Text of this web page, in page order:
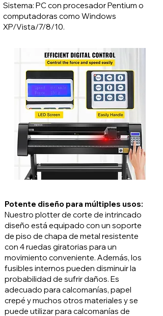
Sistema: PC con procesador Pentium o
computadoras como Windows
XP/Vista/7/8/10.
Potente diseño para múltiples usos:
Nuestro plotter de corte de intrincado
diseño está equipado con un soporte
de piso de chapa de metal resistente
con 4 ruedas giratorias para un
movimiento conveniente. Además, los
fusibles internos pueden disminuir la
probabilidad de sufrir daños. Es
adecuado para calcomanías, papel
crepé y muchos otros materiales y se
puede utilizar para calcomanías de